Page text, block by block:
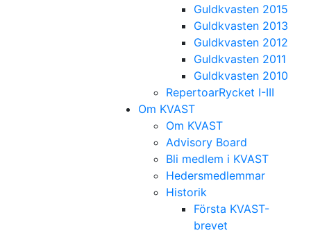
Guldkvasten 2015
Guldkvasten 2013
Guldkvasten 2012
Guldkvasten 2011
Guldkvasten 2010
RepertoarRycket I-III
Om KVAST
Om KVAST
Advisory Board
Bli medlem i KVAST
Hedersmedlemmar
Historik
Första KVAST-
brevet